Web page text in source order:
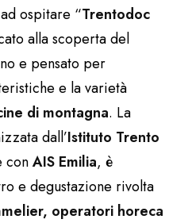
ospitare “Trentodoc
alla scoperta del
e pensato per
e la varietà
di montagna. La
dall’Istituto Trento
conAIS Emilia, è
e degustazione rivolta
operatori horeca